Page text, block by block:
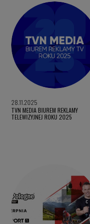
28.11.2025
TVN MEDIA BIUREM REKLAMY
TELEWIZYJNEJ ROKU 2025